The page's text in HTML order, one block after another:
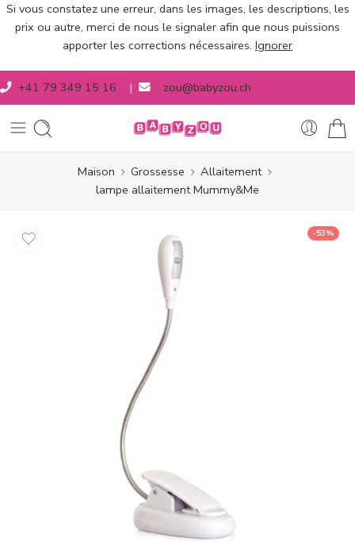
Si vous constatez une erreur, dans les images, les descriptions, les
prix ou autre, merci de nous le signaler afin que nous puissions
apporter les corrections nécessaires. Ignorer
+41 79 349 15 16 | zou@babyzou.ch
Maison Grossesse
Allaitement
lampe allaitement Mummy&Me
-53%